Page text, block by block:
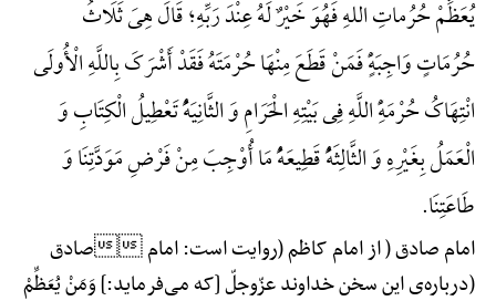
یُعَظِّمْ حُرُماتِ اللهِ فَهُوَ خَیْرٌ لَهُ عِنْدَ رَبِّهِ؛ قَالَ هِیَ ثَلَاثُ
حُرُمَاتٍ وَاجِبَهًٍْ فَمَنْ قَطَعَ مِنْهَا حُرْمَتَهُ فَقَدْ أَشْرَکَ بِاللَّهِ الْأُولَی
انْتِهَاکُ حُرْمَهًِْ اللَّهِ فِی بَیْتِهِ الْحَرَامِ وَ الثَّانِیَهًُْ تَعْطِیلُ الْکِتَابِ وَ
الْعَمَلُ بِغَیْرِهِ وَ الثَّالِثَهًُْ قَطِیعَهًُْ مَا أُوْجِبَ مِنْ فَرْضِ مَوَدَّتِنَا وَ
طَاعَتِنَا.
امام صادق ( از امام کاظم (روایت است: امام صادق
(درباره‌ی این سخن خداوند عزّوجلّ [که می‌فرماید:] وَمَنْ یُعَظِّمْ